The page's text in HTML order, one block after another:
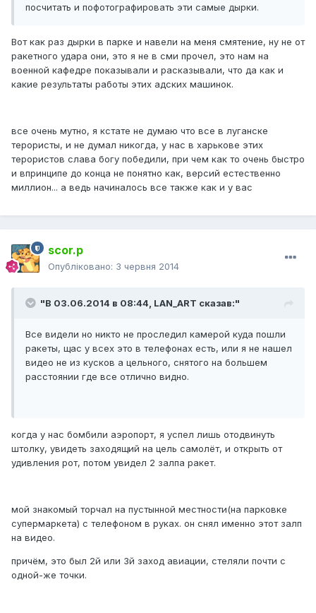
посчитать и пофотографировать эти самые дырки.
Вот как раз дырки в парке и навели на меня смятение, ну не от
ракетного удара они, это я не в сми прочел, это нам на
военной кафедре показывали и расказывали, что да как и
какие результаты работы этих адских машинок.
все очень мутно, я кстате не думаю что все в луганске
терористы, и не думал никогда, у нас в харькове этих
терористов слава богу победили, при чем как то очень быстро
и впринципе до конца не понятно как, версий естественно
миллион... а ведь начиналось все также как и у вас
scor.p
Опубліковано: 3 червня 2014
"В 03.06.2014 в 08:44, LAN_ART сказав:"
Все видели но никто не проследил камерой куда пошли
ракеты, щас у всех это в телефонах есть, или я не нашел
видео не из кусков а цельного, снятого на большем
расстоянии где все отлично видно.
когда у нас бомбили аэропорт, я успел лишь отодвинуть
штолку, увидеть заходящий на цель самолёт, и открыть от
удивления рот, потом увидел 2 залпа ракет.
мой знакомый торчал на пустынной местности(на парковке
супермаркета) с телефоном в руках. он снял именно этот залп
на видео.
причём, это был 2й или 3й заход авиации, стеляли почти с
одной-же точки.